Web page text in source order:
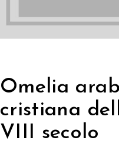
Omelia
cristiana
VIII secolo